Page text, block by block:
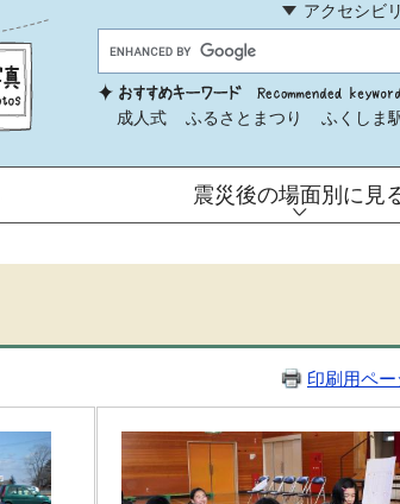
アクセシビ
成人式 ふるさとまつり ふくしま
震災後の場面別に見
印刷用ペ